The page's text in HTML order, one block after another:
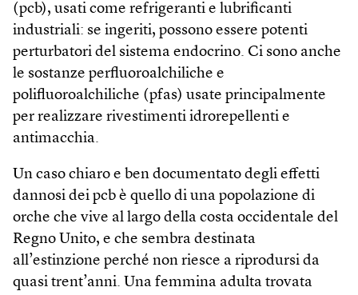
(pcb), usati come refrigeranti e lubrificanti
industriali: se ingeriti, possono essere potenti
perturbatori del sistema endocrino. Ci sono anche
le sostanze perfluoroalchiliche e
polifluoroalchiliche (pfas) usate principalmente
per realizzare rivestimenti idrorepellenti e
antimacchia.
Un caso chiaro e ben documentato degli effetti
dannosi dei pcb è quello di una popolazione di
orche che vive al largo della costa occidentale del
Regno Unito, e che sembra destinata
all’estinzione perché non riesce a riprodursi da
quasi trent’anni. Una femmina adulta trovata